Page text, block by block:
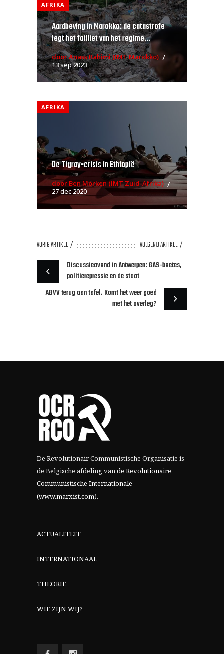
AFRIKA
Aardbeving in Marokko: de catastrofe
legt het failliet van het regime...
door Anass Rahimi (IMT Marokko)
13 sep 2023
AFRIKA
De Tigray-crisis in Ethiopië
door Ben Morken (IMT Zuid-Afrika)
27 dec 2020
VORIG ARTIKEL
VOLGEND ARTIKEL
Discussieavond in Antwerpen: GAS-boetes,
politierepressie en de staat
ABVV terug aan tafel. Komt het weer goed
met het overleg?
De Revolutionair Communistische Organisatie is
de Belgische afdeling vande Revolutionaire
Communistische Internationale
(www.marxist.com).
ACTUALITEIT
INTERNATIONAAL
THEORIE
WIE ZIJN WIJ?